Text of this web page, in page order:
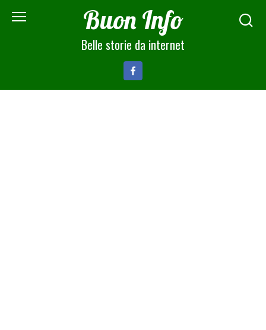
Buon Info
Belle storie da internet